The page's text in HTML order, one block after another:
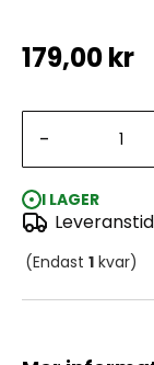
179,00 kr
-
I LAGER
(Endast 1 kvar)